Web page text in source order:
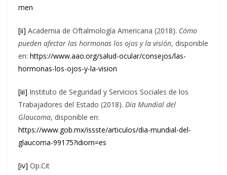
men
[ii] Academia de Oftalmología Americana (2018). Cómo
pueden afectar las hormonas los ojos y la visión, disponible
en: https://www.aao.org/salud-ocular/consejos/las-
hormonas-los-ojos-y-la-vision
[iii] Instituto de Seguridad y Servicios Sociales de los
Trabajadores del Estado (2018). Día Mundial del
Glaucoma, disponible en:
https://www.gob.mx/issste/articulos/dia-mundial-del-
glaucoma-99175?idiom=es
[iv] Op.Cit